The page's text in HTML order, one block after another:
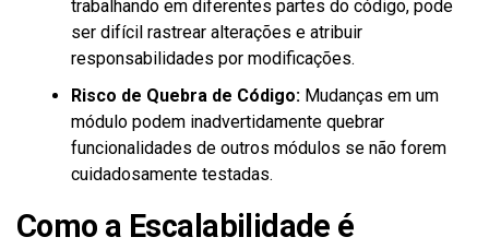
trabalhando em diferentes partes do código, pode
ser difícil rastrear alterações e atribuir
responsabilidades por modificações.
Risco de Quebra de Código: Mudanças em um
módulo podem inadvertidamente quebrar
funcionalidades de outros módulos se não forem
cuidadosamente testadas.
Como a Escalabilidade é